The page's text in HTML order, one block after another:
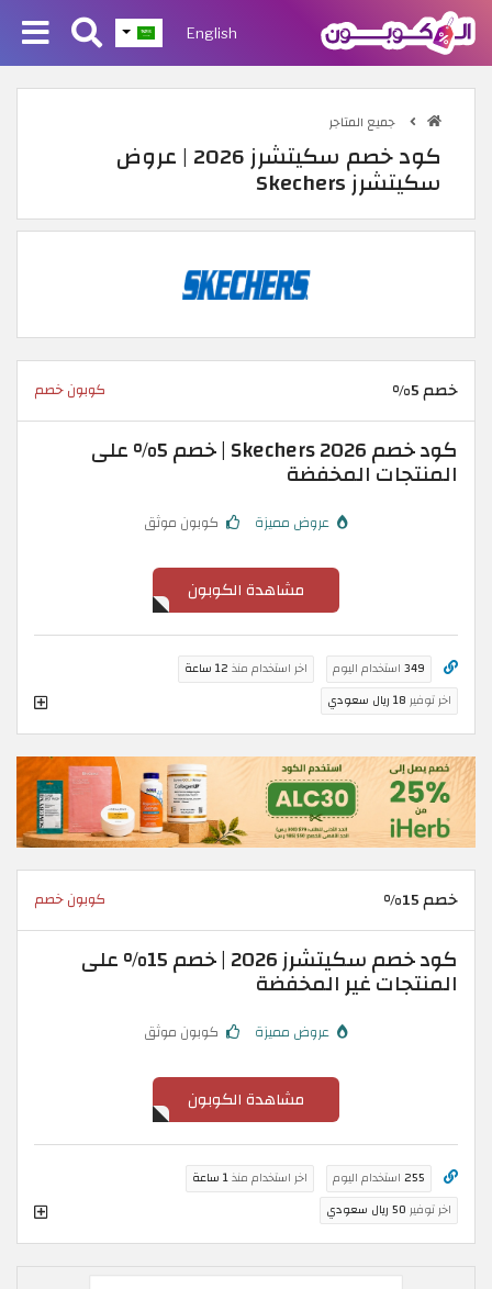
English
جميع المتاجر
كود خصم سكيتشرز 2026 | عروض
سكيتشرز Skechers
خصم 5% كوبون خصم
كود خصم Skechers 2026 | خصم 5% على
المنتجات المخفضة
عروض مميزة كوبون موثق
مشاهدة الكوبون
349 استخدام اليوم اخر استخدام منذ 12 ساعة
اخر توفير 18 ريال سعودي
خصم 15% كوبون خصم
كود خصم سكيتشرز 2026 | خصم 15% على
المنتجات غير المخفضة
عروض مميزة كوبون موثق
مشاهدة الكوبون
255 استخدام اليوم اخر استخدام منذ1 ساعة
اخر توفير 50 ريال سعودي